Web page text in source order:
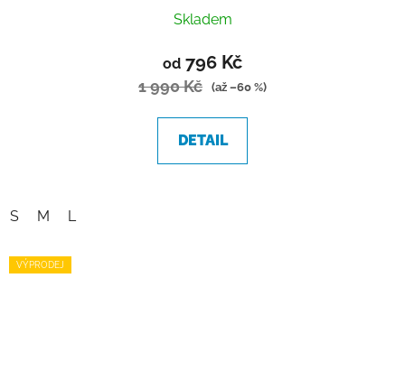
Skladem
od 796 Kč
1 990 Kč (až –60 %)
DETAIL
S M L
VÝPRODEJ